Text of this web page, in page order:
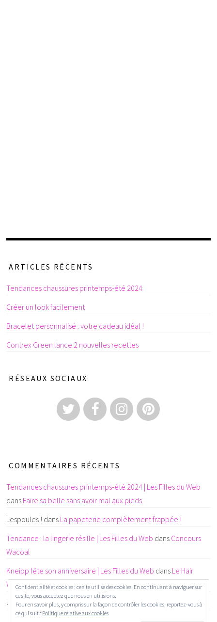
ARTICLES RÉCENTS
Tendances chaussures printemps-été 2024
Créer un look facilement
Bracelet personnalisé : votre cadeau idéal !
Contrex Green lance 2 nouvelles recettes
RÉSEAUX SOCIAUX
COMMENTAIRES RÉCENTS
Tendances chaussures printemps-été 2024 | Les Filles du Web
dans Faire sa belle sans avoir mal aux pieds
Lespoules ! dans La papeterie complètement frappée !
Tendance : la lingerie résille | Les Filles du Web dans Concours
Wacoal
Kneipp fête son anniversaire | Les Filles du Web dans Le Hair
Wellness : un concept beauté 3 étoiles
karine CHAINTREUILdansLa papeterie complètement frappée !
Confidentialité et cookies : ce site utilise des cookies. En continuant à naviguer sur
ce site, vous acceptez que nous en utilisions.
Pour en savoir plus, y compris sur la façon de contrôler les cookies, reportez-vous à
ce qui suit : Politique relative aux cookies